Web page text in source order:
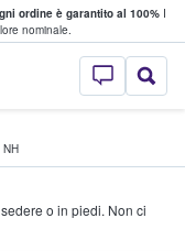
ordine è garantito al 100%I
nominale.
- Dove
NH
o in piedi. Non ci